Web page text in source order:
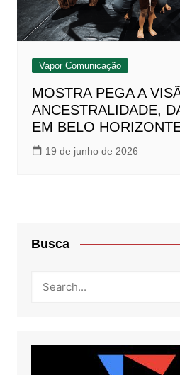
Vapor Comunicação
MOSTRA PEGA A
ANCESTRALIDADE,
EM BELO
19 de junho de 2026
Busca